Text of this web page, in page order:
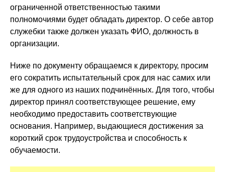
ограниченной ответственностью такими
полномочиями будет обладать директор. О себе автор
служебки также должен указать ФИО, должность в
организации.
Ниже по документу обращаемся к директору, просим
его сократить испытательный срок для нас самих или
же для одного из наших подчинённых. Для того, чтобы
директор принял соответствующее решение, ему
необходимо предоставить соответствующие
основания. Например, выдающиеся достижения за
короткий срок трудоустройства и способность к
обучаемости.